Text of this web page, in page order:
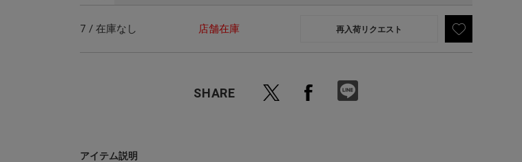
7 / 在庫なし 店舗在庫 再入荷リクエスト
SHARE
アイテム説明